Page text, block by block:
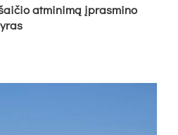
at­mi­ni­mą įpras­mi­no